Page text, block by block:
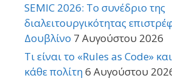
SEMIC 2026: Το συνέδριο της
διαλειτουργικότητας
Δουβλίνο 7 Αυγούστου 2026
Τι είναι το «Rules as Code»
κάθε πολίτη6 Αυγούστου